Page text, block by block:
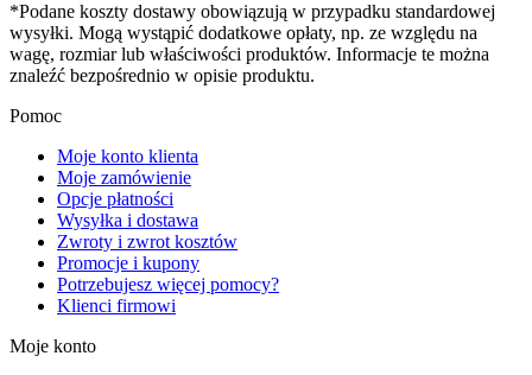
*Podane koszty dostawy obowiązują w przypadku standardowej
wysyłki. Mogą wystąpić dodatkowe opłaty, np. ze względu na
wagę, rozmiar lub właściwości produktów. Informacje te można
znaleźć bezpośrednio w opisie produktu.
Pomoc
Moje konto klienta
Moje zamówienie
Opcje płatności
Wysyłka i dostawa
Zwroty i zwrot kosztów
Promocje i kupony
Potrzebujesz więcej pomocy?
Klienci firmowi
Moje konto